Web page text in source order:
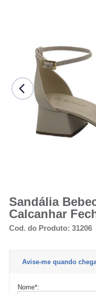
Sandália
Calcanhar
Cod. do Produto: 31206
Avise-me quando
Nome*: